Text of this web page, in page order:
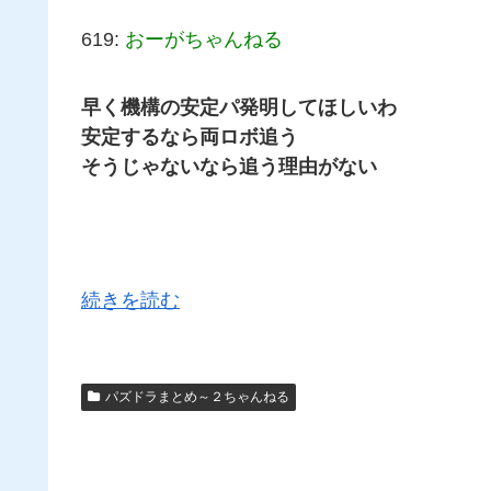
619: おーがちゃんねる
早く機構の安定パ発明してほしいわ
安定するなら両ロボ追う
そうじゃないなら追う理由がない
続きを読む
パズドラまとめ～２ちゃんねる